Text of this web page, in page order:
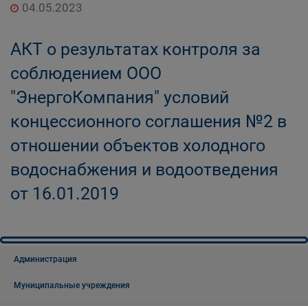
04.05.2023
АКТ о результатах контроля за
соблюдением ООО
"ЭнергоКомпания" условий
концессионного соглашения №2 в
отношении объектов холодного
водоснабжения и водоотведения
от 16.01.2019
Администрация
Муниципальные учреждения